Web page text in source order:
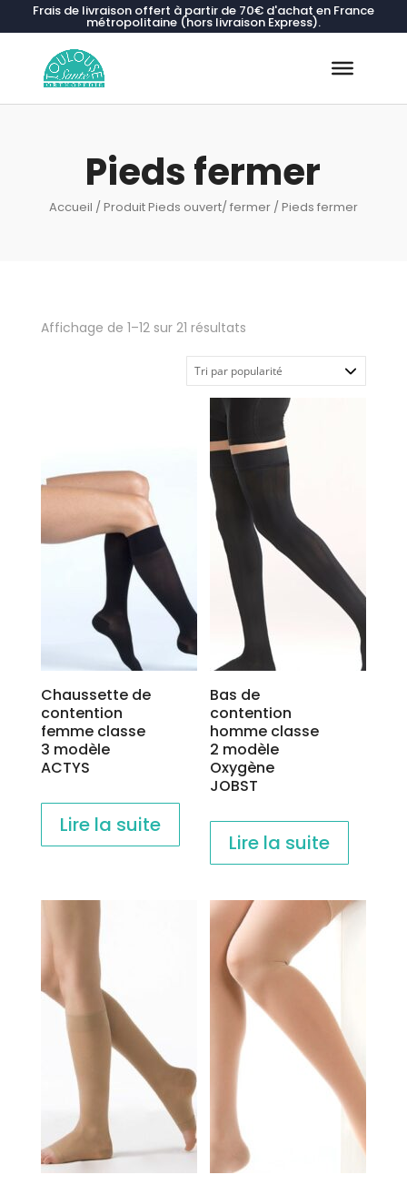
Frais de livraison offert à partir de 70€ d'achat en France
métropolitaine (hors livraison Express).
Pieds fermer
Accueil / Produit Pieds ouvert/ fermer / Pieds fermer
Affichage de 1–12 sur 21 résultatsTrié
popularité
Chaussette de
contention
femme classe
3 modèle
ACTYS
Lire la suite
Bas de
contention
homme classe
2 modèle
Oxygène
JOBST
Lire la suite